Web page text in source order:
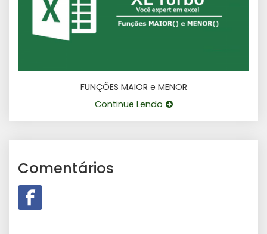
FUNÇÕES MAIOR e MENOR
Continue Lendo
Comentários